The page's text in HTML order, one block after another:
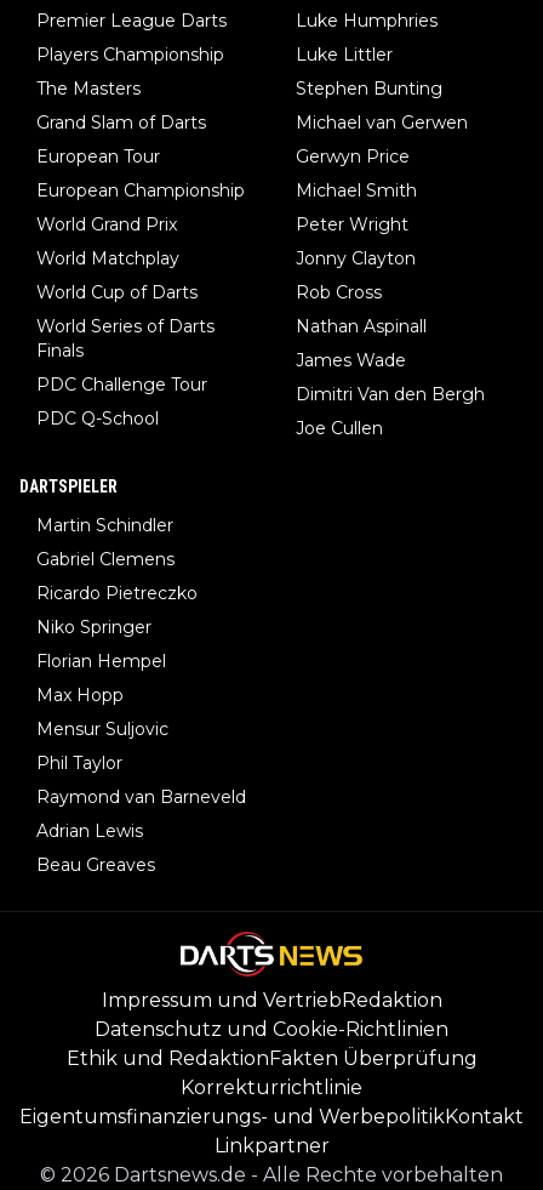
Premier League Darts
Players Championship
The Masters
Grand Slam of Darts
European Tour
European Championship
World Grand Prix
World Matchplay
World Cup of Darts
World Series of Darts
Finals
PDC Challenge Tour
PDC Q-School
Luke Humphries
Luke Littler
Stephen Bunting
Michael van Gerwen
Gerwyn Price
Michael Smith
Peter Wright
Jonny Clayton
Rob Cross
Nathan Aspinall
James Wade
Dimitri Van den Bergh
Joe Cullen
DARTSPIELER
Martin Schindler
Gabriel Clemens
Ricardo Pietreczko
Niko Springer
Florian Hempel
Max Hopp
Mensur Suljovic
Phil Taylor
Raymond van Barneveld
Adrian Lewis
Beau Greaves
Impressum und Vertrieb Redaktion
Datenschutz und Cookie-Richtlinien
Ethik und Redaktion Fakten Überprüfung
Korrekturrichtlinie
Eigentumsfinanzierungs- und WerbepolitikKontakt
Linkpartner
© 2026 Dartsnews.de - Alle Rechte vorbehalten